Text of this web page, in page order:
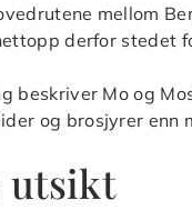
mellom
derfor stedet
beskriver Mo og
og brosjyrer enn
utsikt